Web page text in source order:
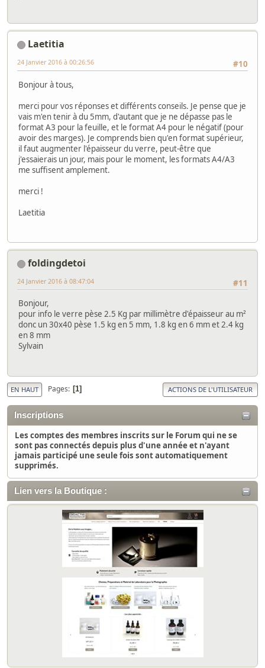
Inscriptions
Les comptes des membres inscrits sur le Forum qui ne se
sont pas connectés depuis plus d'une année et n'ayant
jamais participé une seule fois sont automatiquement
supprimés.
Lien vers la Boutique :
Laetitia
#10
24 Janvier 2016 à 00:26:56
Bonjour à tous,
merci pour vos réponses et différents conseils. Je pense que je
vais m'en tenir à du 5mm, d'autant que je ne dépasse pas le
format A3 pour la feuille, et le format A4 pour le négatif (pour
avoir des marges). Je comprends bien qu'en format supérieur,
il faut augmenter l'épaisseur du verre, peut-être que
j'essaierais un jour, mais pour le moment, les formats A4/A3
me suffisent amplement.
merci !
Laetitia
foldingdetoi
#11
24 Janvier 2016 à 08:47:04
Bonjour,
pour info le verre pèse 2.5 Kg par millimètre d'épaisseur au m²
donc un 30x40 pèse 1.5 kg en 5 mm, 1.8 kg en 6 mm et 2.4 kg
en 8 mm
Sylvain
EN HAUT Pages 1 ACTIONS DE L'UTILISATEUR